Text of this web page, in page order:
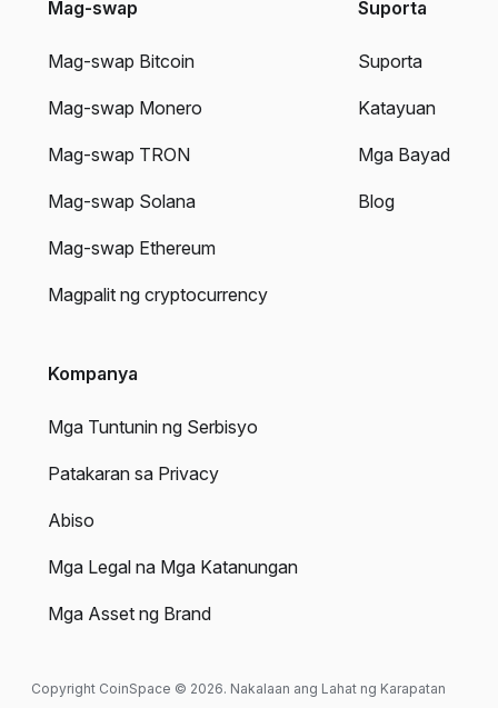
Mag-swap
Mag-swap Bitcoin
Mag-swap Monero
Mag-swap TRON
Mag-swap Solana
Mag-swap Ethereum
Magpalit ng cryptocurrency
Suporta
Suporta
Katayuan
Mga Bayad
Blog
Kompanya
Mga Tuntunin ng Serbisyo
Patakaran sa Privacy
Abiso
Mga Legal na Mga Katanungan
Mga Asset ng Brand
Copyright CoinSpace © 2026. Nakalaan ang Lahat ng Karapatan